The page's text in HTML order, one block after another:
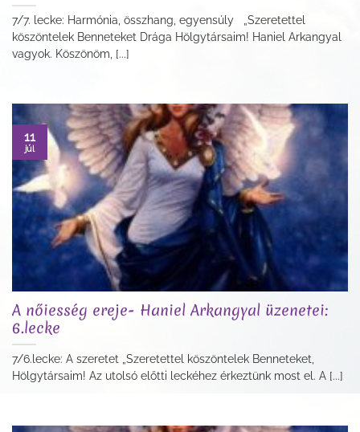
7/7. lecke: Harmónia, összhang, egyensúly „Szeretettel
köszöntelek Benneteket Drága Hölgytársaim! Haniel Arkangyal
vagyok. Köszönöm, [...]
A nőiesség ereje- Haniel Arkangyal üzenetei:
6.lecke
7/6.lecke: A szeretet „Szeretettel köszöntelek Benneteket,
Hölgytársaim! Az utolsó előtti leckéhez érkeztünk most el. A [...]
11
júl